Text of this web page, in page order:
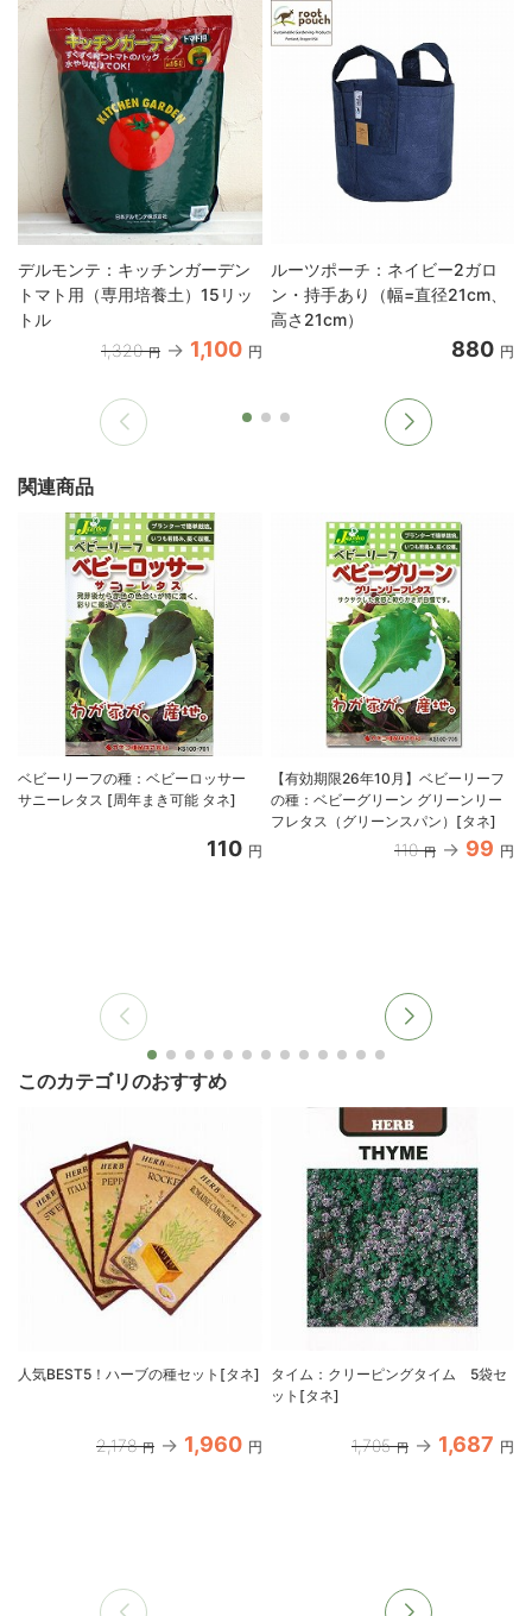
デルモンテ：キッチンガーデン
トマト用（専用培養土）15リッ
トル
1,320 円 1,100 円
ルーツポーチ：ネイビー2ガロ
ン・持手あり（幅=直径21cm、
高さ21cm）
880 円
関連商品
ベビーリーフの種：ベビーロッサー
サニーレタス [周年まき可能 タネ]
110 円
【有効期限26年10月】ベビーリーフ
の種：ベビーグリーン グリーンリー
フレタス（グリーンスパン）[タネ]
110 円 99 円
このカテゴリのおすすめ
人気BEST5！ハーブの種セット[タネ]
2,178 円 1,960 円
タイム：クリーピングタイム 5袋セ
ット[タネ]
1,705 円 1,687 円